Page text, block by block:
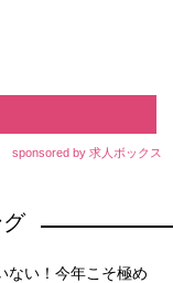
sponsored by 求人ボックス
ない！今年こそ極め